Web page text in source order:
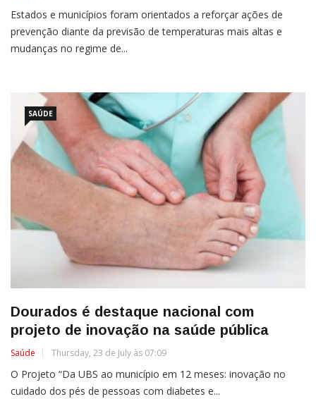
Estados e municípios foram orientados a reforçar ações de
prevenção diante da previsão de temperaturas mais altas e
mudanças no regime de...
SAÚDE
Dourados é destaque nacional com
projeto de inovação na saúde pública
Saúde Thursday, 23 de July às 07:09
O Projeto “Da UBS ao município em 12 meses: inovação no
cuidado dos pés de pessoas com diabetes e...